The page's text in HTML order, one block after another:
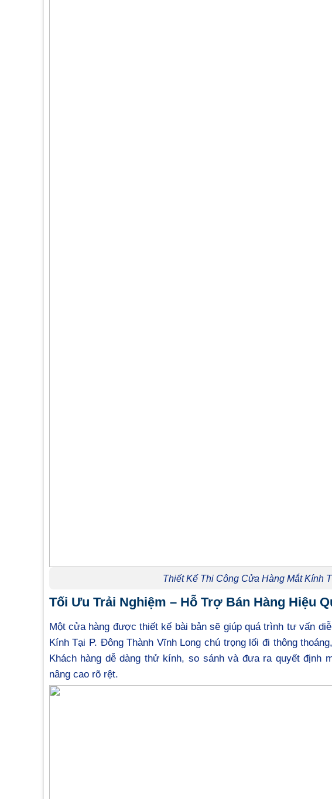
Thiết Kế Thi Công Cửa Hàng Mắt Kính
Tối Ưu Trải Nghiệm – Hỗ Trợ Bán Hàng Hiệu
Một cửa hàng được thiết kế bài bản sẽ giúp quá trình tư vấn
Kính Tại P. Đông Thành Vĩnh Long chú trọng lối đi thông
Khách hàng dễ dàng thử kính, so sánh và đưa ra quyết định
nâng cao rõ rệt.